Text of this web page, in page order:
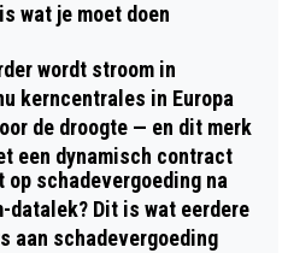
wat je moet doen
wordt stroom in
kerncentrales in Europa
de droogte — en dit merk
een dynamisch contract
op schadevergoeding na
datalek? Dit is wat eerdere
aan schadevergoeding